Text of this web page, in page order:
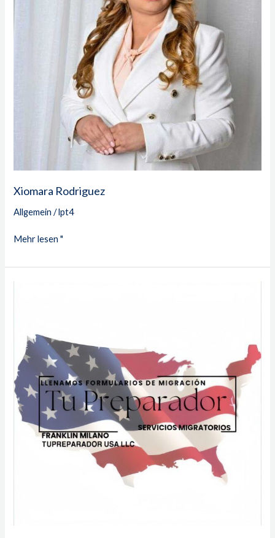
Xiomara Rodriguez
Allgemein /lpt4
Mehr lesen "